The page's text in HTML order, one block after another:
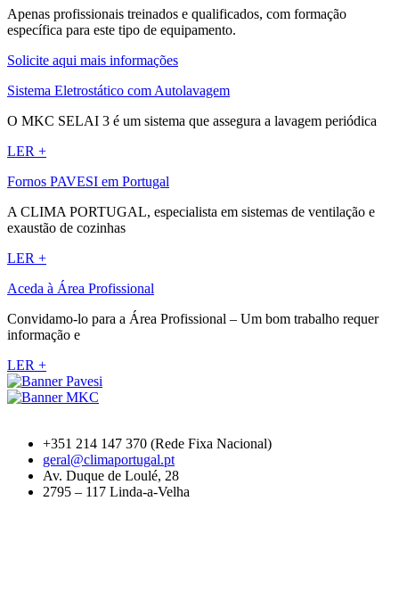
Apenas profissionais treinados e qualificados, com formação
específica para este tipo de equipamento.
Solicite aqui mais informações
Sistema Eletrostático com Autolavagem
O MKC SELAI 3 é um sistema que assegura a lavagem periódica
LER +
Fornos PAVESI em Portugal
A CLIMA PORTUGAL, especialista em sistemas de ventilação e
exaustão de cozinhas
LER +
Aceda à Área Profissional
Convidamo-lo para a Área Profissional – Um bom trabalho requer
informação e
LER +
+351 214 147 370 (Rede Fixa Nacional)
geral@climaportugal.pt
Av. Duque de Loulé, 28
2795 – 117 Linda-a-Velha